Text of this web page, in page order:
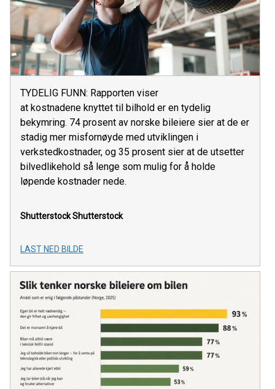
TYDELIG FUNN: Rapporten viser
at kostnadene knyttet til bilhold er en tydelig
bekymring. 74 prosent av norske bileiere sier at de er
stadig mer misfornøyde med utviklingen i
verkstedkostnader, og 35 prosent sier at de utsetter
bilvedlikehold så lenge som mulig for å holde
løpende kostnader nede.
ShutterstockShutterstock
LAST NED BILDE